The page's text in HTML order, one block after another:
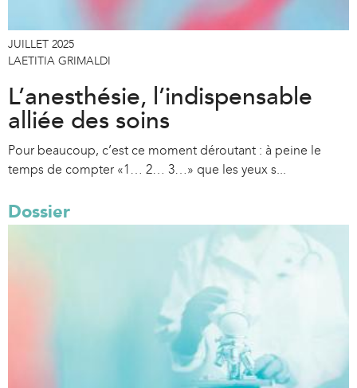
JUILLET 2025
LAETITIA GRIMALDI
L’anesthésie, l’indispensable
alliée des soins
Pour beaucoup, c’est ce moment déroutant : à peine le
temps de compter «1… 2… 3…» que les yeux s...
Dossier